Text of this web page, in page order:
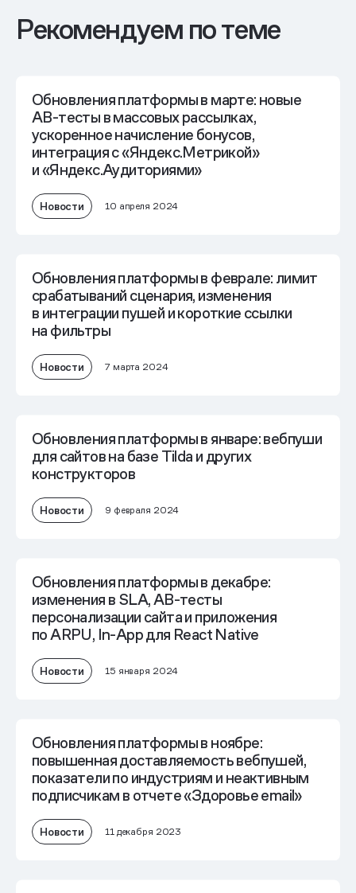
Рекомендуем по теме
Обновления платформы в марте: новые
AB-тесты в массовых рассылках,
ускоренное начисление бонусов,
интеграция с «Яндекс.Метрикой»
и «Яндекс.Аудиториями»
Новости 10 апреля 2024
Обновления платформы в феврале: лимит
срабатываний сценария, изменения
в интеграции пушей и короткие ссылки
на фильтры
Новости 7 марта 2024
Обновления платформы в январе: вебпуши
для сайтов на базе Tilda и других
конструкторов
Новости 9 февраля 2024
Обновления платформы в декабре:
изменения в SLA, AB-тесты
персонализации сайта и приложения
по ARPU, In-App для React Native
Новости 15 января 2024
Обновления платформы в ноябре:
повышенная доставляемость вебпушей,
показатели по индустриям и неактивным
подписчикам в отчете «Здоровье email»
Новости 11 декабря 2023